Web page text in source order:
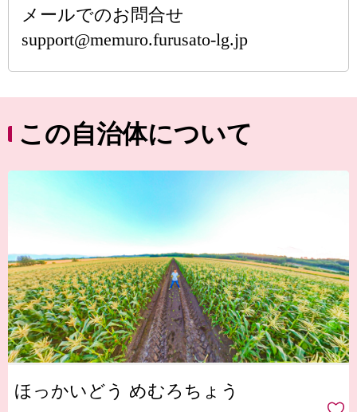
メールでのお問合せ
support@memuro.furusato-lg.jp
この自治体について
ほっかいどう めむろちょう